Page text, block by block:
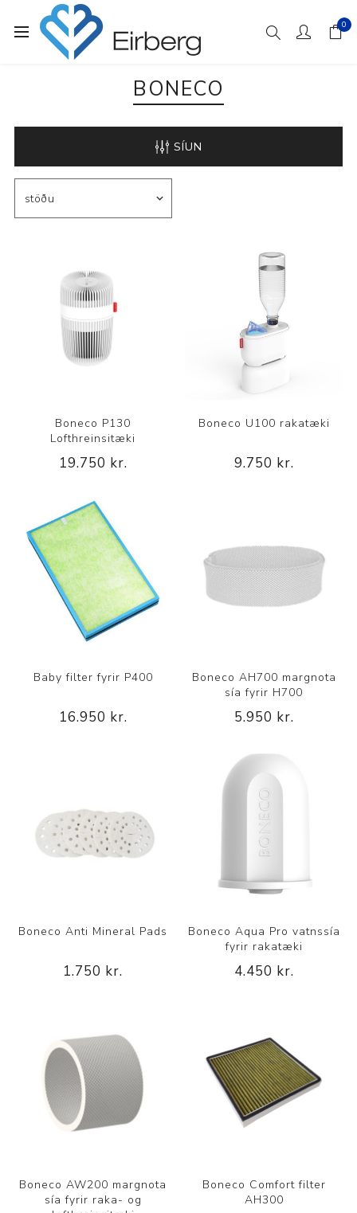
0
BONECO
SÍUN
Boneco P130
Lofthreinsitæki
19.750 kr.
Boneco U100 rakatæki
9.750 kr.
Baby filter fyrir P400
16.950 kr.
Boneco AH700 margnota
sía fyrir H700
5.950 kr.
Boneco Anti Mineral Pads
1.750 kr.
Boneco Aqua Pro vatnssía
fyrir rakatæki
4.450 kr.
Boneco AW200 margnota
sía fyrir raka- og
Boneco Comfort filter
AH300